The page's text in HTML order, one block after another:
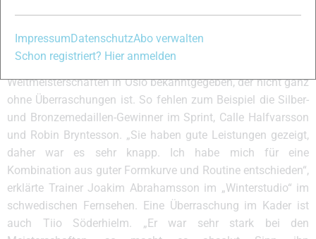
an Daniel Rickardsson mit 23,5 Sekunden Rückstand.
WM-Team nominiert
Im Anschluss an die Titelkämpfe wurde der Kader für die
Weltmeisterschaften in Oslo bekanntgegeben, der nicht ganz
ohne Überraschungen ist. So fehlen zum Beispiel die Silber-
und Bronzemedaillen-Gewinner im Sprint, Calle Halfvarsson
und Robin Bryntesson. „Sie haben gute Leistungen gezeigt,
daher war es sehr knapp. Ich habe mich für eine
Kombination aus guter Formkurve und Routine entschieden“,
erklärte Trainer Joakim Abrahamsson im „Winterstudio“ im
schwedischen Fernsehen. Eine Überraschung im Kader ist
auch Tiio Söderhielm. „Er war sehr stark bei den
ImpressumDatenschutzAbo verwalten
Schon registriert? Hier anmelden